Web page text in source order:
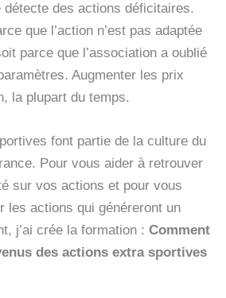
détecte des actions déficitaires.
que l’action n’est pas adaptée
parce que l’association a oublié
Augmenter les prix
la plupart du temps.
font partie de la culture du
Pour vous aider à retrouver
sur vos actions et pour vous
les actions qui généreront un
j’ai crée la formation : Comment
des actions extra sportives